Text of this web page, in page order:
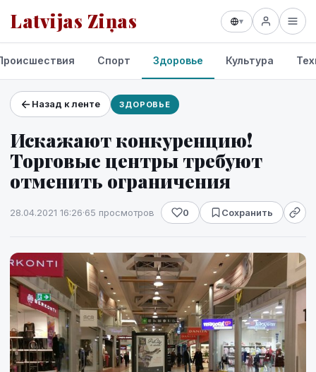
Latvijas Ziņas ▾
Проекты и сервисы
Прогноз погоды
Спорт Здоровье Культура
Назад к ленте ЗДОРОВЬЕ
Искажают конкуренцию!
Торговые центры требуют
отменить ограничения
28.04.2021 16:26·65 просмотров 0 Сохранить